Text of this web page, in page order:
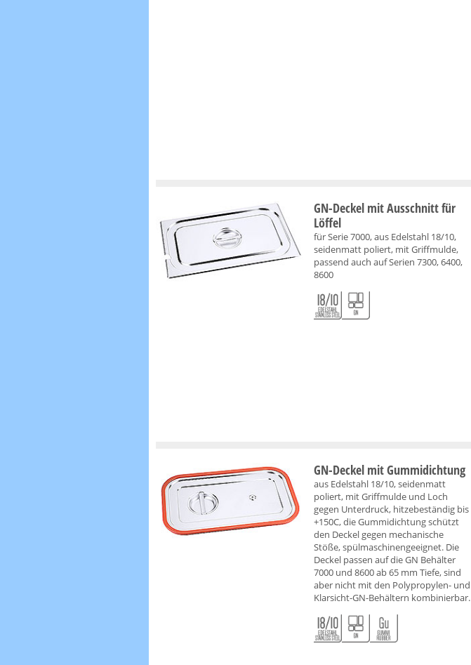
GN-Deckel mit Ausschnitt für
Löffel
für Serie 7000, aus Edelstahl 18/10,
seidenmatt poliert, mit Griffmulde,
passend auch auf Serien 7300, 6400,
8600
GN-Deckel mit Gummidichtung
aus Edelstahl 18/10, seidenmatt
poliert, mit Griffmulde und Loch
gegen Unterdruck, hitzebeständig bis
+150C, die Gummidichtung schützt
den Deckel gegen mechanische
Stöße, spülmaschinengeeignet. Die
Deckel passen auf die GN Behälter
7000 und 8600 ab 65 mm Tiefe, sind
aber nicht mit den Polypropylen- und
Klarsicht-GN-Behältern kombinierbar.